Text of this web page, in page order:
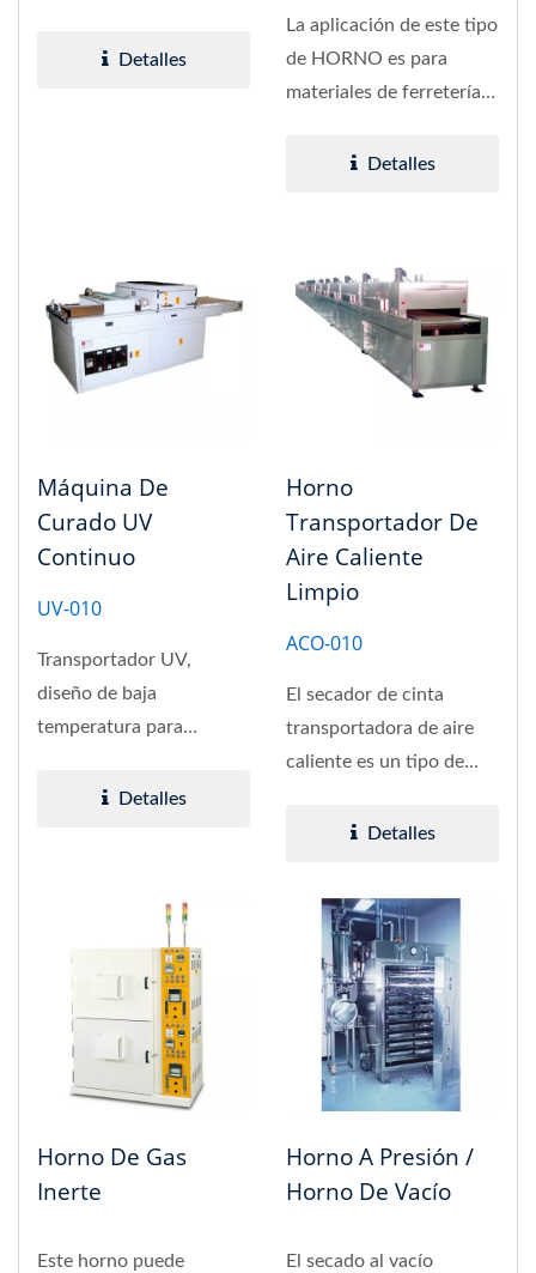
utilizando...Detalles
La aplicación de este tipo
de HORNO es para
materiales de ferretería,
semiacabados,...
Detalles
Máquina De
Curado UV
Continuo
UV-010
Transportador UV,
diseño de baja
temperatura para
resistente a laDetalles
Horno
Transportador De
Aire Caliente
Limpio
ACO-010
El secador de cinta
transportadora de aire
caliente es un tipo de
coloca...
Detalles
Horno De Gas
Inerte
Este horno puede
Horno A Presión /
Horno De Vacío
El secado al vacío